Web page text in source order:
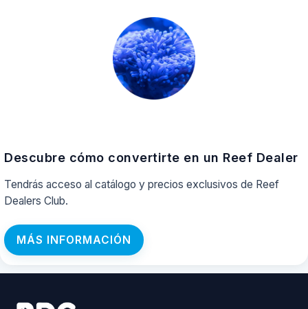
Descubre cómo convertirte en un Reef Dealer
Tendrás acceso al catálogo y precios exclusivos de Reef
Dealers Club.
MÁS INFORMACIÓN